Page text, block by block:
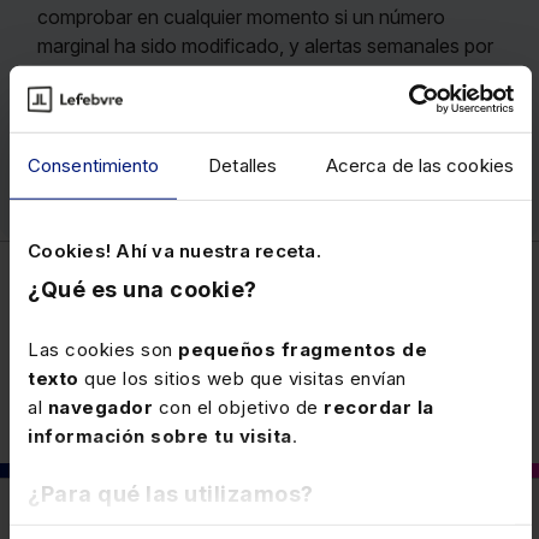
Consentimiento Detalles Acerca de las cookies
Cookies! Ahí va nuestra receta.
¿Qué es una cookie?
Las cookies son pequeños fragmentos de
texto que los sitios web que visitas envían
al navegador con el objetivo de recordar la
información sobre tu visita.
¿Para qué las utilizamos?
comprobar en cualquier momento si un número
marginal ha sido modificado, y alertas semanales por
e-mail con las novedades.
Precio
Ver memento